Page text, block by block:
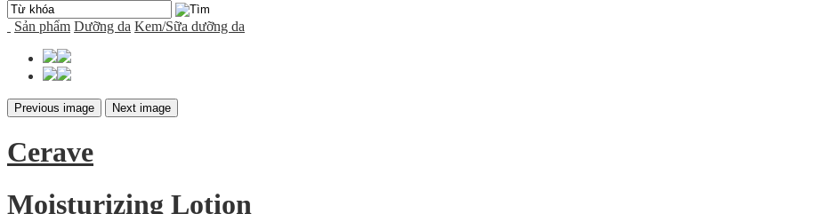
Sản phẩm Dưỡng da Kem/Sữa dưỡng da
Previous image Next image
Cerave
Moisturizing Lotion